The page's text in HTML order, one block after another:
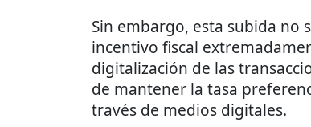
Sin embargo, esta subida no
incentivo fiscal
digitalización de las
de mantener la tasa
través de medios digitales.